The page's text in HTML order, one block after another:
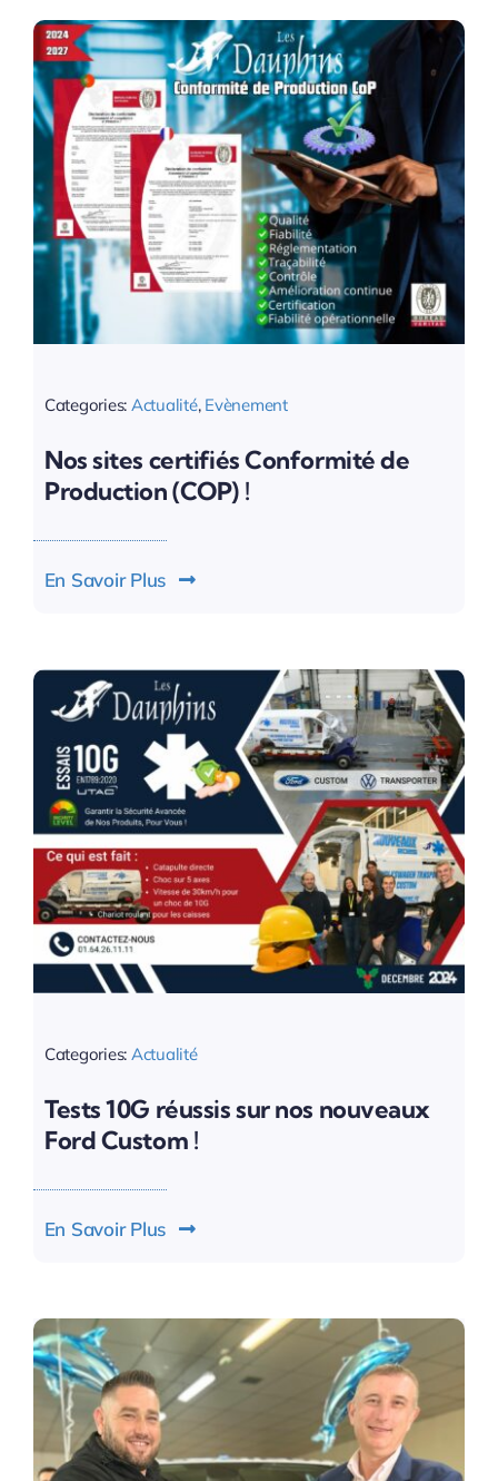
Categories: Actualité, Evènement
Nos sites certifiés Conformité de
Production (COP) !
En Savoir Plus
Categories: Actualité
Tests 10G réussis sur nos nouveaux
Ford Custom !
En Savoir Plus